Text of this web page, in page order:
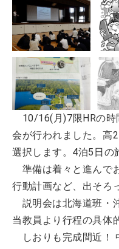
10/16(月)7限HRの時
会が行われました。高
選択します。4泊5日の
準備は着々と進んで
行動計画など、出そろ
説明会は北海道班・
当教員より行程の具体
しおりも完成間近！